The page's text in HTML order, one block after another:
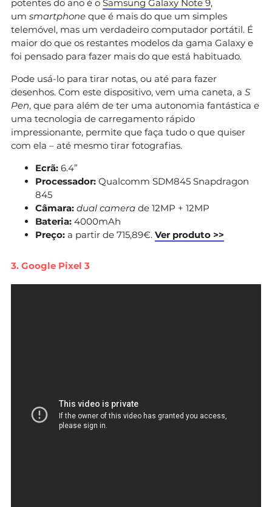
potentes do ano é o Samsung Galaxy Note 9,
um smartphone que é mais do que um simples
telemóvel, mas um verdadeiro computador portátil. É
maior do que os restantes modelos da gama Galaxy e
foi pensado para fazer mais do que está habituado.
Pode usá-lo para tirar notas, ou até para fazer
desenhos. Com este dispositivo, vem uma caneta, a S
Pen, que para além de ter uma autonomia fantástica e
uma tecnologia de carregamento rápido
impressionante, permite que faça tudo o que quiser
com ela – até mesmo tirar fotografias.
Ecrã: 6.4”
Processador: Qualcomm SDM845 Snapdragon
845
Câmara: dual camera de 12MP + 12MP
Bateria: 4000mAh
Preço: a partir de 715,89€. Ver produto >>
3. Google Pixel 3